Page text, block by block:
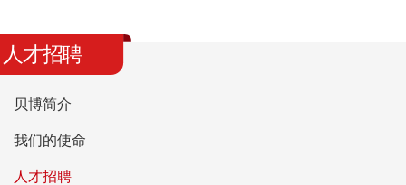
人才招聘
贝博简介
我们的使命
人才招聘